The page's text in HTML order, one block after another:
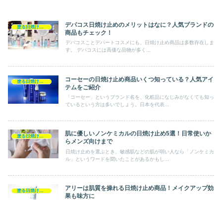
デパコス日焼け止めのメリットはなに？人気ブランドの
商品もチェック！
デパコスことデパートコスメにも、日焼け止め商品は多数存在しま
す。 デパコスには高価な品物が多く...
コーセーの日焼け止め商品いくつ知っている？人気アイ
テムをご紹介
「コーセー」というブランド名を、化粧品になじみがなくても知っ
ているという方は多いでしょう。日本を代表...
肌に優しいノンケミカルの日焼け止め5選！日常使いか
らメンズ向けまで
日焼け止めを選ぶとき、敏感肌などの肌が弱い人なら「ノンケミカ
ル」というワードを聞いたことがあるかもし...
アリーは肌質を操れる日焼け止め商品！メイクアップ効
果も味方に